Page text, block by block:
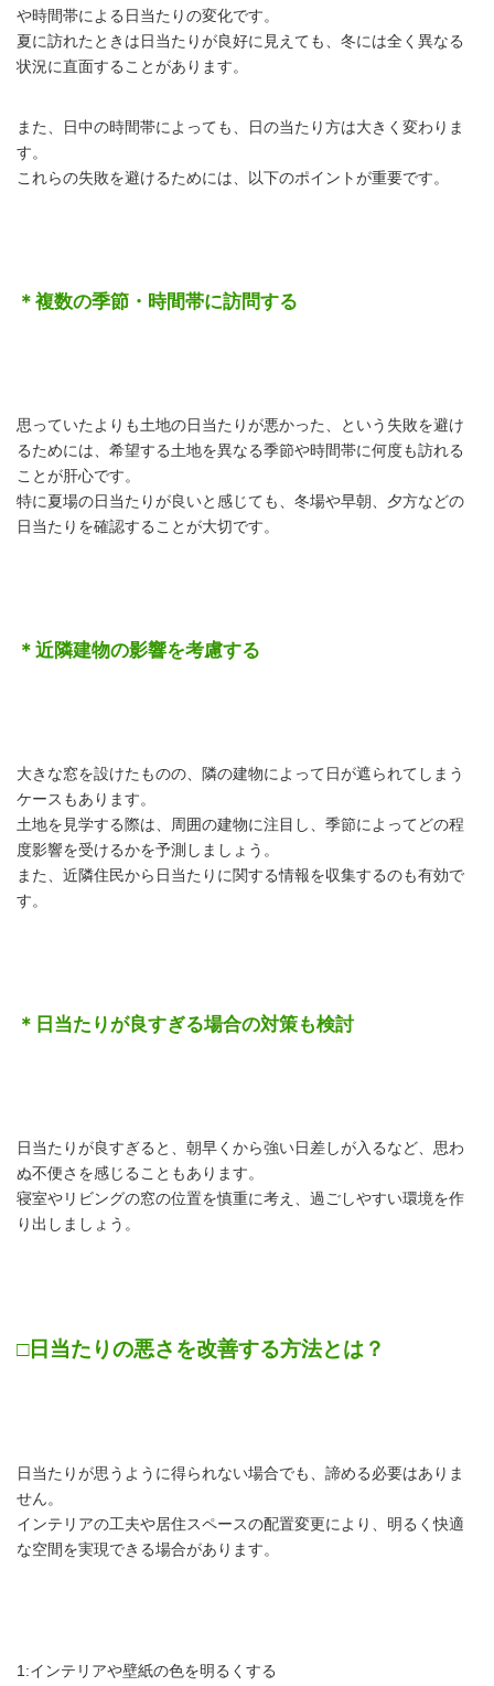
や時間帯による日当たりの変化です。
夏に訪れたときは日当たりが良好に見えても、冬には全く異なる
状況に直面することがあります。
また、日中の時間帯によっても、日の当たり方は大きく変わりま
す。
これらの失敗を避けるためには、以下のポイントが重要です。
＊複数の季節・時間帯に訪問する
思っていたよりも土地の日当たりが悪かった、という失敗を避け
るためには、希望する土地を異なる季節や時間帯に何度も訪れる
ことが肝心です。
特に夏場の日当たりが良いと感じても、冬場や早朝、夕方などの
日当たりを確認することが大切です。
＊近隣建物の影響を考慮する
大きな窓を設けたものの、隣の建物によって日が遮られてしまう
ケースもあります。
土地を見学する際は、周囲の建物に注目し、季節によってどの程
度影響を受けるかを予測しましょう。
また、近隣住民から日当たりに関する情報を収集するのも有効で
す。
＊日当たりが良すぎる場合の対策も検討
日当たりが良すぎると、朝早くから強い日差しが入るなど、思わ
ぬ不便さを感じることもあります。
寝室やリビングの窓の位置を慎重に考え、過ごしやすい環境を作
り出しましょう。
□日当たりの悪さを改善する方法とは？
日当たりが思うように得られない場合でも、諦める必要はありま
せん。
インテリアの工夫や居住スペースの配置変更により、明るく快適
な空間を実現できる場合があります。
1:インテリアや壁紙の色を明るくする